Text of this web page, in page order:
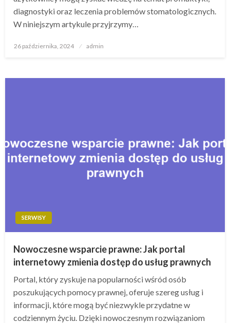
diagnostyki oraz leczenia problemów stomatologicznych.
W niniejszym artykule przyjrzymy…
Opublikowane
26 października, 2024 admin
SERWISY
Nowoczesne wsparcie prawne: Jak portal
internetowy zmienia dostęp do usług prawnych
Portal, który zyskuje na popularności wśród osób
poszukujących pomocy prawnej, oferuje szereg usług i
informacji, które mogą być niezwykle przydatne w
codziennym życiu. Dzięki nowoczesnym rozwiązaniom